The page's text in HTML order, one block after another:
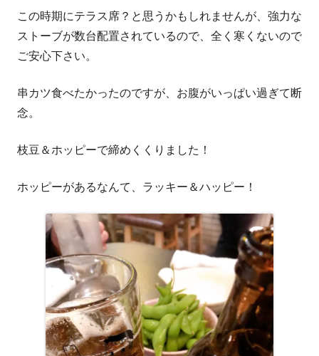
この時期にテラス席？と思うかもしれませんが、強力な
ストーブが数台配置されているので、全く寒くないので
ご安心下さい。
串カツ食べたかったのですが、お腹がいっぱい過ぎて断
念。
枝豆＆ホッピーで締めくくりました！
ホッピーがあるなんて、ラッキー＆ハッピー！